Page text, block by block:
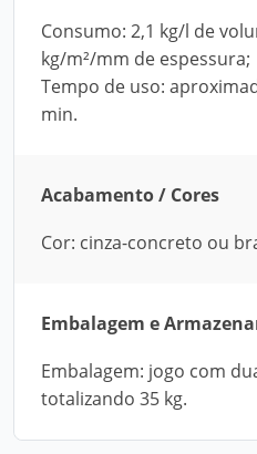
Consumo: 2,1 kg/l de
kg/m²/mm de espessura;
Tempo de uso:
min.
Acabamento / Cores
Cor: cinza-concreto ou
Embalagem e
Embalagem: jogo com
totalizando 35 kg.